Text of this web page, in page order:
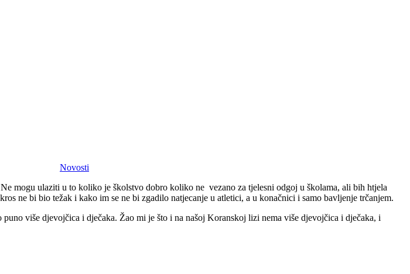
Novosti
mogu ulaziti u to koliko je školstvo dobro koliko ne vezano za tjelesni odgoj u školama, ali bih htjela
ne bi bio težak i kako im se ne bi zgadilo natjecanje u atletici, a u konačnici i samo bavljenje trčanjem.
više djevojčica i dječaka. Žao mi je što i na našoj Koranskoj lizi nema više djevojčica i dječaka, i